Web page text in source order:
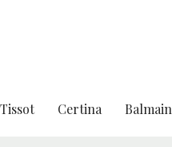
Tissot Certina Balmain